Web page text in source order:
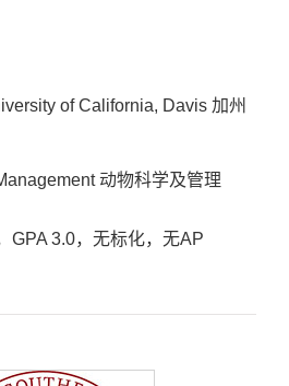
of California, Davis 加州
动物科学及管理
GPA 3.0，无标化，无AP